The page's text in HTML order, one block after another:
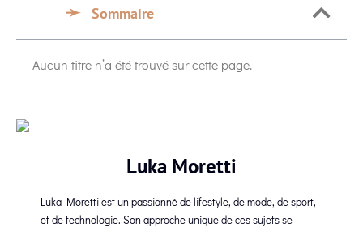
Sommaire
Aucun titre n’a été trouvé sur cette page.
Luka Moretti
Luka Moretti est un passionné de lifestyle, de mode, de sport,
et de technologie. Son approche unique de ces sujets se